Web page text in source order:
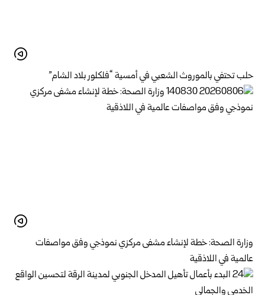
حلب تحتفي بالموروث الشعبي في أمسية “فلكلور بلاد الشام”
وزارة الصحة: خطة لإنشاء مشفى مركزي نموذجي وفق مواصفات
عالمية في اللاذقية